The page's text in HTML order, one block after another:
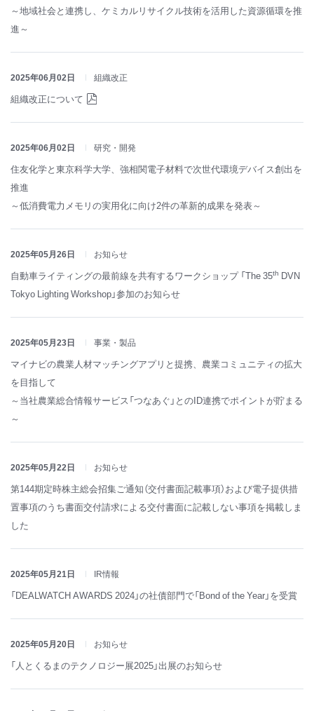
～地域社会と連携し、ケミカルリサイクル技術を活用した資源循環を推
進～
2025年06月02日 組織改正
組織改正について
2025年06月02日 研究・開発
住友化学と東京科学大学、強相関電子材料で次世代環境デバイス創出を
推進
～低消費電力メモリの実用化に向け2件の革新的成果を発表～
2025年05月26日 お知らせ
自動車ライティングの最前線を共有するワークショップ 「The 35th DVN
Tokyo Lighting Workshop」参加のお知らせ
2025年05月23日 事業・製品
マイナビの農業人材マッチングアプリと提携、農業コミュニティの拡大
を目指して
～当社農業総合情報サービス「つなあぐ」とのID連携でポイントが貯まる
～
2025年05月22日 お知らせ
第144期定時株主総会招集ご通知（交付書面記載事項）および電子提供措
置事項のうち書面交付請求による交付書面に記載しない事項を掲載しま
した
2025年05月21日 IR情報
「DEALWATCH AWARDS 2024」の社債部門で「Bond of the Year」を受賞
2025年05月20日 お知らせ
「人とくるまのテクノロジー展2025」出展のお知らせ